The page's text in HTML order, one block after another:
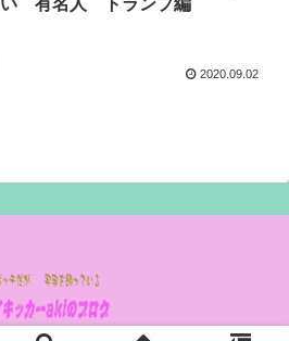
い 有名人 トランプ編
2020.09.02